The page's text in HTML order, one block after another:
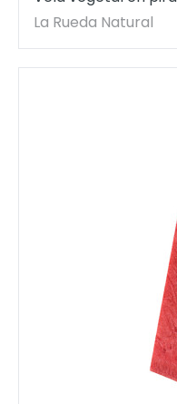
La Rueda Natural